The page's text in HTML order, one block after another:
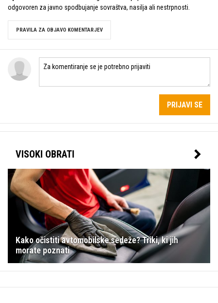
odgovoren za javno spodbujanje sovraštva, nasilja ali nestrpnosti.
PRAVILA ZA OBJAVO KOMENTARJEV
PRIJAVI SE
VISOKI OBRATI
Kako očistiti avtomobilske sedeže? Triki, ki jih
morate poznati